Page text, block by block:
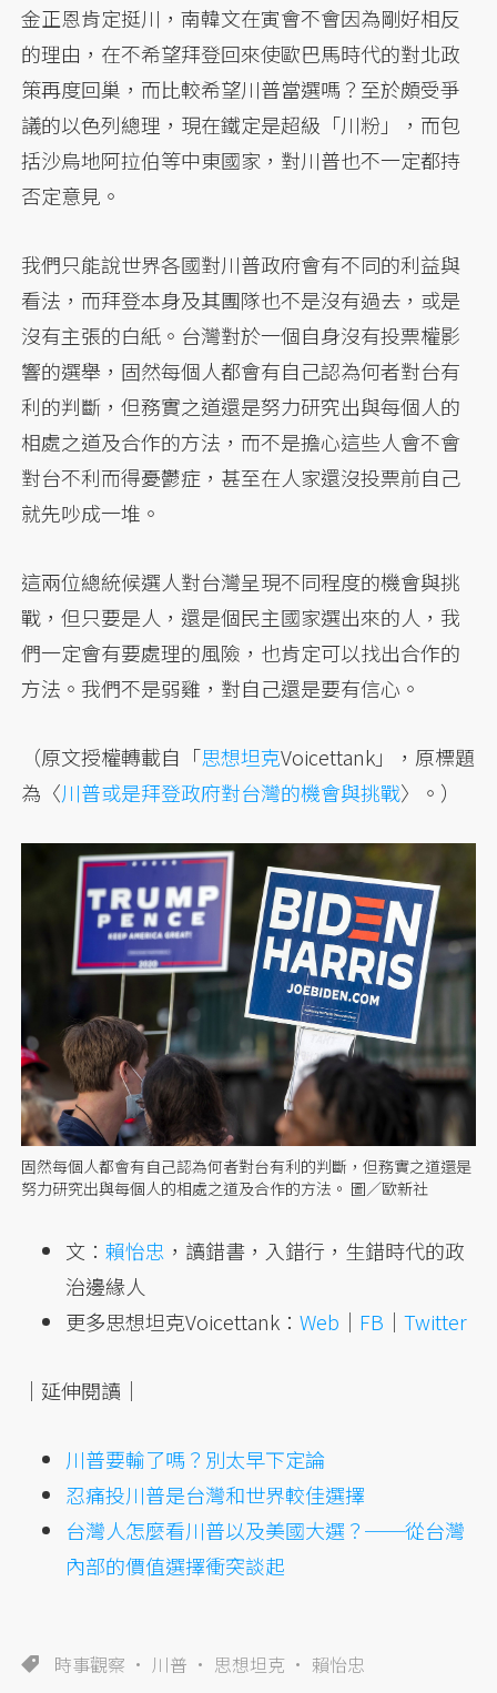
金正恩肯定挺川，南韓文在寅會不會因為剛好相反
的理由，在不希望拜登回來使歐巴馬時代的對北政
策再度回巢，而比較希望川普當選嗎？至於頗受爭
議的以色列總理，現在鐵定是超級「川粉」，而包
括沙烏地阿拉伯等中東國家，對川普也不一定都持
否定意見。
我們只能說世界各國對川普政府會有不同的利益與
看法，而拜登本身及其團隊也不是沒有過去，或是
沒有主張的白紙。台灣對於一個自身沒有投票權影
響的選舉，固然每個人都會有自己認為何者對台有
利的判斷，但務實之道還是努力研究出與每個人的
相處之道及合作的方法，而不是擔心這些人會不會
對台不利而得憂鬱症，甚至在人家還沒投票前自己
就先吵成一堆。
這兩位總統候選人對台灣呈現不同程度的機會與挑
戰，但只要是人，還是個民主國家選出來的人，我
們一定會有要處理的風險，也肯定可以找出合作的
方法。我們不是弱雞，對自己還是要有信心。
（原文授權轉載自「思想坦克Voicettank」，原標題
為〈川普或是拜登政府對台灣的機會與挑戰〉。）
固然每個人都會有自己認為何者對台有利的判斷，但務實之道還是
努力研究出與每個人的相處之道及合作的方法。 圖／歐新社
文：賴怡忠 ，讀錯書，入錯行，生錯時代的政
治邊緣人
更多思想坦克Voicettank：Web ｜ FB ｜Twitter
｜延伸閱讀｜
川普要輸了嗎？別太早下定論
忍痛投川普是台灣和世界較佳選擇
台灣人怎麼看川普以及美國大選？──從台灣
內部的價值選擇衝突談起
時事觀察 川普 思想坦克 賴怡忠